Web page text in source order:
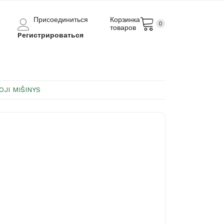
Корзинка
товаров
0
Присоединиться
Pегистрироваться
MIŠINYS